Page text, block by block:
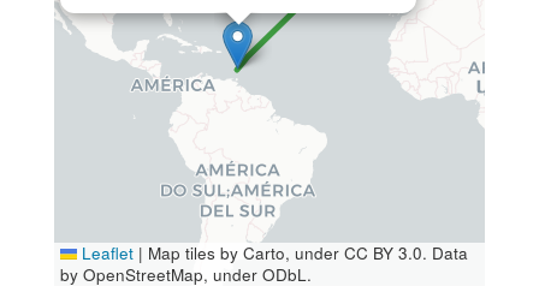
Leaflet | Map tiles by Carto, under CC BY 3.0. Data
by OpenStreetMap, under ODbL.